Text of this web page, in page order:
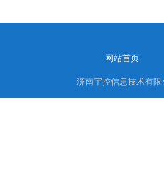
网站首页
济南宇控信息技术有